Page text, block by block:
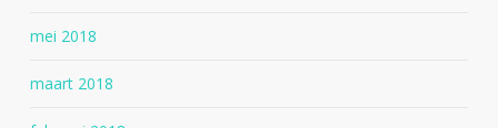
mei 2018
maart 2018